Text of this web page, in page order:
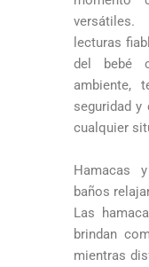
lecturas
del bebé
ambiente,
seguridad y
cualquier
Hamacas
baños
Las
brindan
mientras